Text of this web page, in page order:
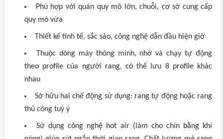
Phù hợp với quán quy mô lớn, chuỗi, cơ sở cung cấp
quy mô vừa
Thiết kế tinh tế, sắc sảo, công nghệ dẫn đầu hiện giờ
Thuộc dòng máy thông minh, nhớ và chạy tự động
theo profile của người rang, có thể lưu 8 profile khác
nhau
Sở hữu hai chế động sử dụng: rang tự động hoặc rang
thủ công tuỳ ý
Sử dụng công nghệ hot air (làm cho chín bằng khí